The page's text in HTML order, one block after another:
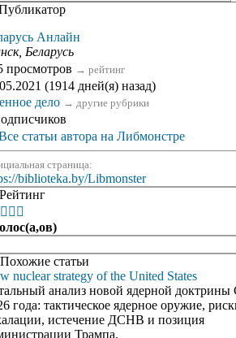
Анлайн
Беларусь
просмотров → рейтинг
(1914 дней(я) назад)
дело → другие рубрики
статьи автора на Либмонстре
страница:
biblioteka.by/Libmonster
Рейтинг
  
Похожие статьи
nuclear strategy of the United States
анализ новой ядерной
года: тактическое ядерное оружие,
истечение ДСНВ и позиция
Трампа.